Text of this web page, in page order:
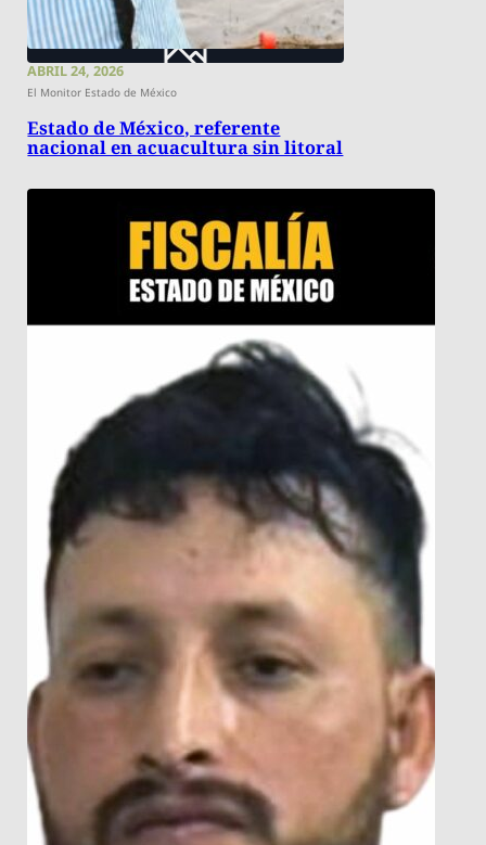
ABRIL 24, 2026
El Monitor Estado de México
Estado de México, referente
nacional en acuacultura sin litoral